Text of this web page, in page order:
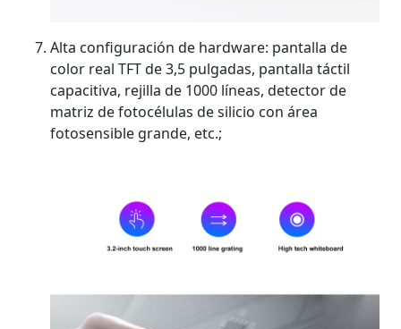
Alta configuración de hardware: pantalla de
color real TFT de 3,5 pulgadas, pantalla táctil
capacitiva, rejilla de 1000 líneas, detector de
matriz de fotocélulas de silicio con área
fotosensible grande, etc.;